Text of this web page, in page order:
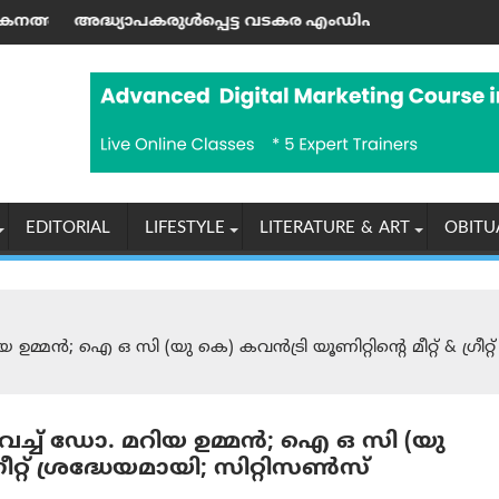
വടകര എംഡി‌എം‌എ കേസില്‍ നിര്‍ണ്ണായക ഡിജിറ്റല്‍
രാശിഫലം (07-08-2026
EDITORIAL LIFESTYLE LITERATURE & ART
ഐ ഒ സി (യു കെ) കവൻട്രി യൂണിറ്റിന്റെ മീറ്റ് &
ഡോ. മറിയ ഉമ്മൻ; ഐ ഒ സി (യു
ശ്രദ്ധേയമായി; സിറ്റിസൺസ്